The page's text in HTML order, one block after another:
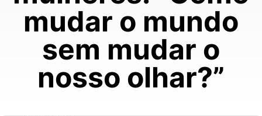
mudar o mundo
sem mudar o
nosso olhar?”